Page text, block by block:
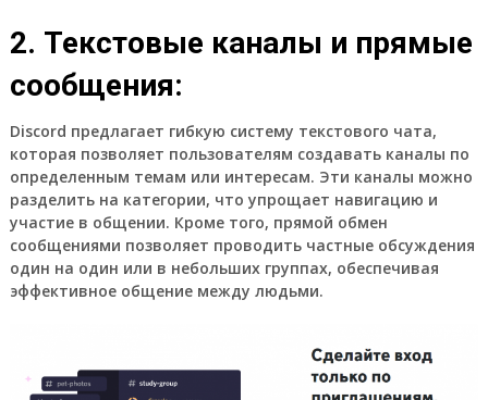
2. Текстовые каналы и прямые
сообщения:
Discord предлагает гибкую систему текстового чата,
которая позволяет пользователям создавать каналы по
определенным темам или интересам. Эти каналы можно
разделить на категории, что упрощает навигацию и
участие в общении. Кроме того, прямой обмен
сообщениями позволяет проводить частные обсуждения
один на один или в небольших группах, обеспечивая
эффективное общение между людьми.